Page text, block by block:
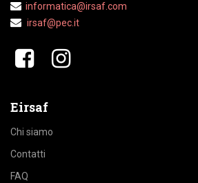
informatica@irsaf.com
irsaf@pec.it
Eirsaf
Chi siamo
Contatti
FAQ